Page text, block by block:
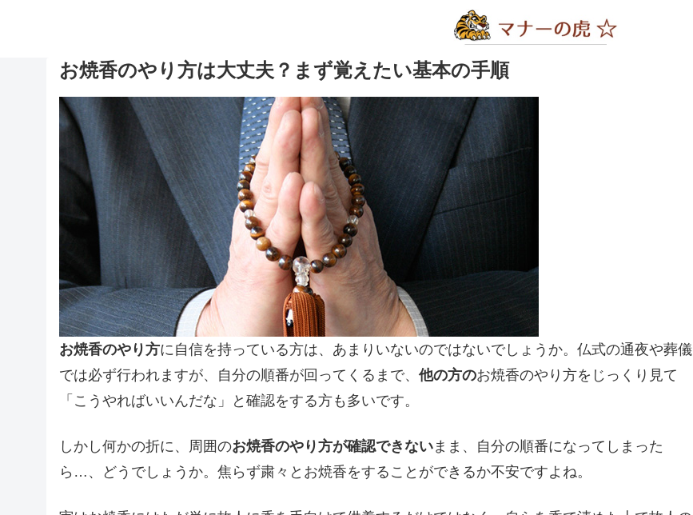
お焼香のやり方は大丈夫？まず覚えたい基本の手順
お焼香のやり方に自信を持っている方は、あまりいないのではないでしょうか。仏式の通夜や葬儀
では必ず行われますが、自分の順番が回ってくるまで、 他の方のお焼香のやり方をじっくり見て
「こうやればいいんだな」と確認をする方も多いです。
しかし何かの折に、周囲のお焼香のやり方が確認できないまま、自分の順番になってしまった
ら…、どうでしょうか。焦らず粛々とお焼香をすることができるか不安ですよね。